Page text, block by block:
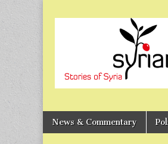
News & Commentary